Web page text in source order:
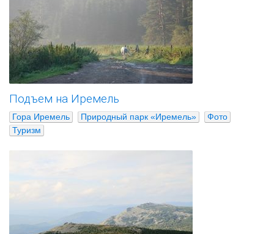
Подъем на Иремель
Гора Иремель Природный парк «Иремель»
Фото
Туризм